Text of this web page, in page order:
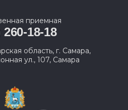
приемная
260-18-18
область, г. Самара,
ул., 107, Самара